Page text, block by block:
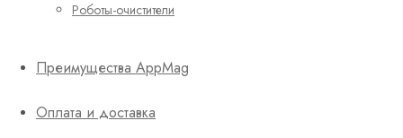
Роботы-очистители
Преимущества AppMag
Оплата и доставка